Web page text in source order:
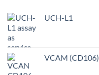
UCH-L1
VCAM (CD106)